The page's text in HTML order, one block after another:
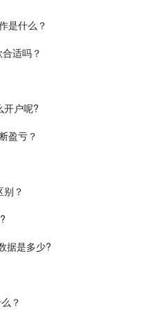
是什么？
适吗？
开户呢?
盈亏？
？
据是多少?
？